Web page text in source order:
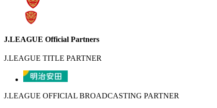
J.LEAGUE Official Partners
J.LEAGUE TITLE PARTNER
J.LEAGUE OFFICIAL BROADCASTING PARTNER